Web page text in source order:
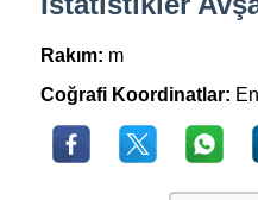
Rakım: m
Coğrafi Koordinatlar: